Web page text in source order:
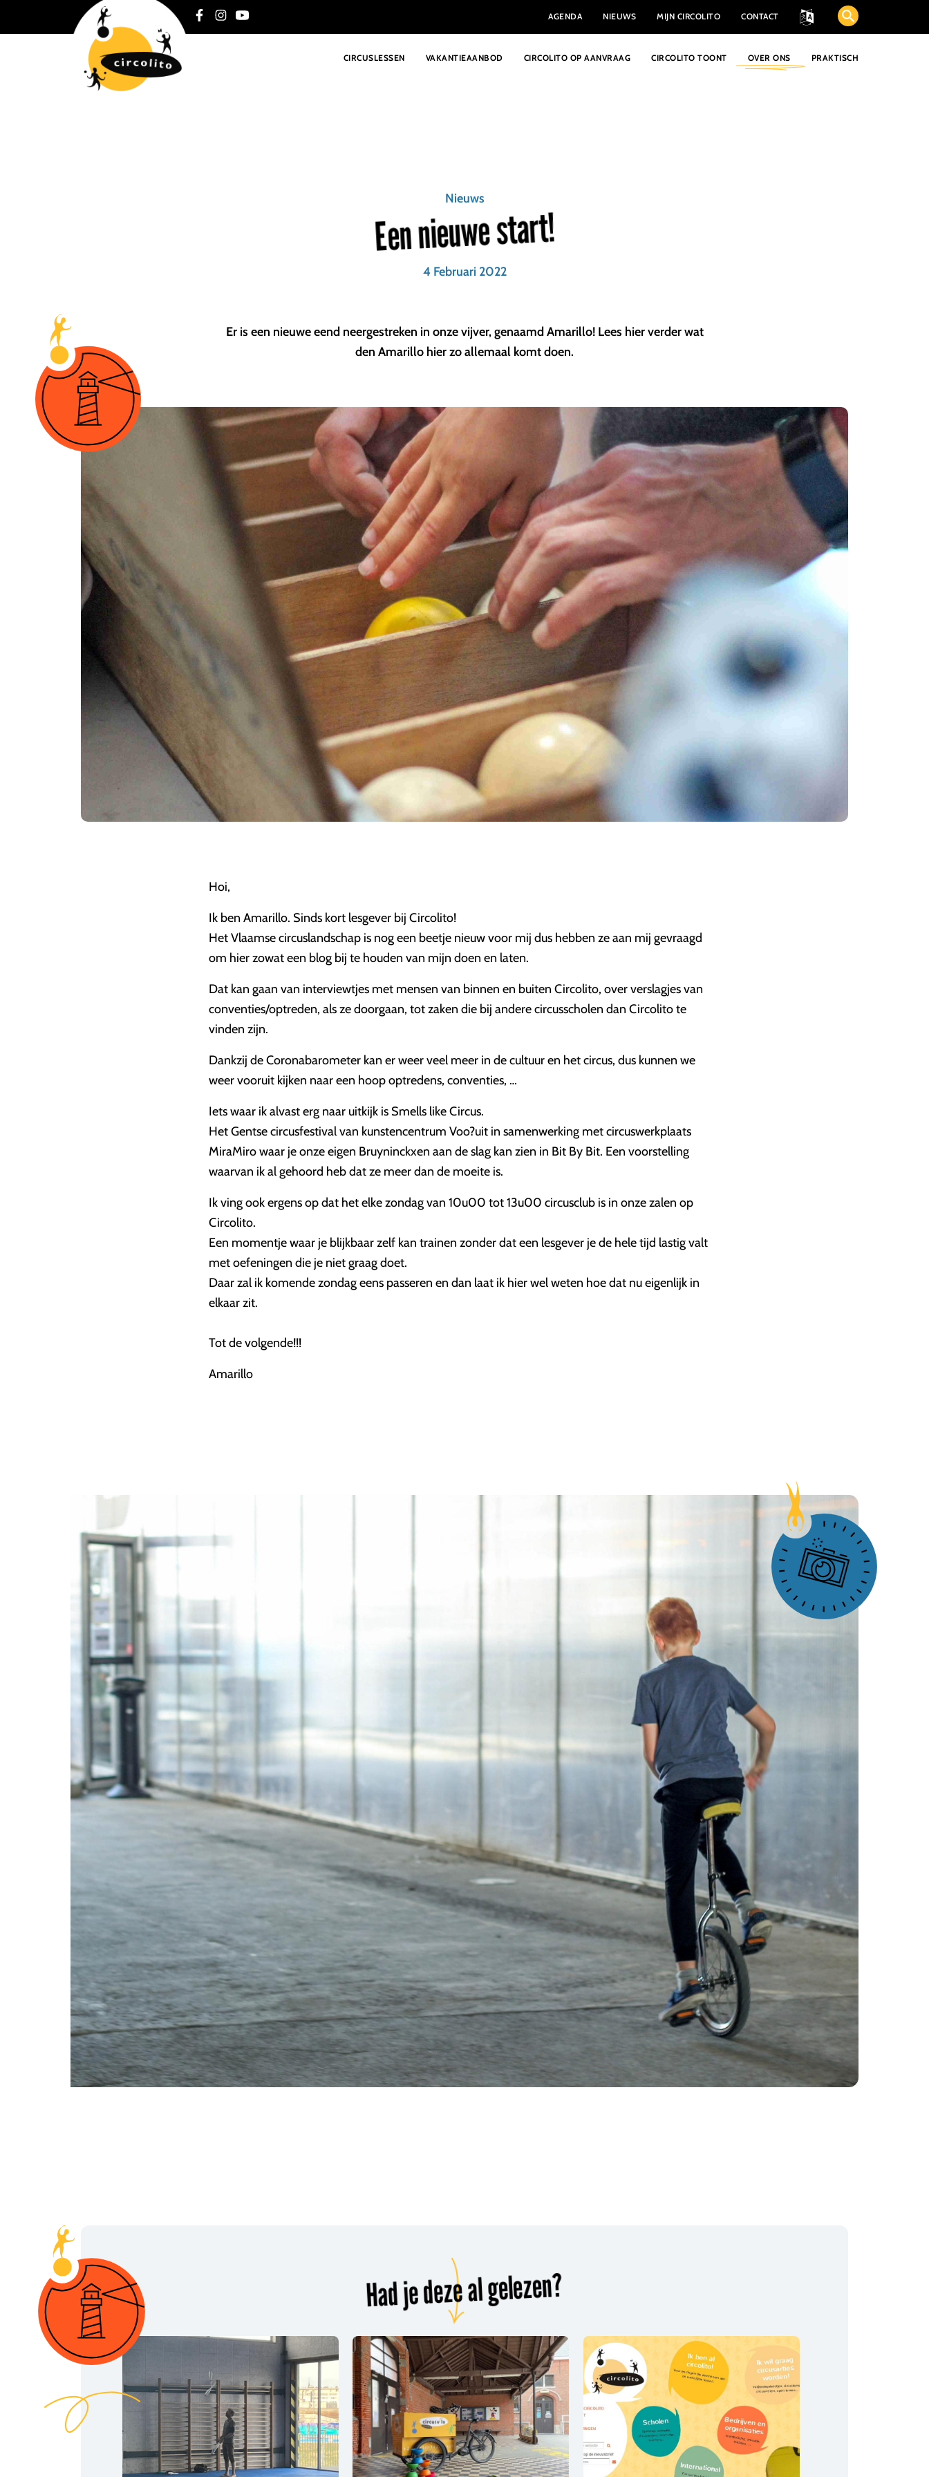
AGENDA NIEUWS MIJN CIRCOLITO CONTACT
CIRCUSLESSEN VAKANTIEAANBOD CIRCOLITO OP AANVRAAG CIRCOLITO TOONT OVER ONS PRAKTISCH
Nieuws
Een nieuwe start!
4 Februari 2022
Er is een nieuwe eend neergestreken in onze vijver, genaamd Amarillo! Lees hier verder wat
den Amarillo hier zo allemaal komt doen.
Hoi,
Ik ben Amarillo. Sinds kort lesgever bij Circolito!
Het Vlaamse circuslandschap is nog een beetje nieuw voor mij dus hebben ze aan mij gevraagd
om hier zowat een blog bij te houden van mijn doen en laten.
Dat kan gaan van interviewtjes met mensen van binnen en buiten Circolito, over verslagjes van
conventies/optreden, als ze doorgaan, tot zaken die bij andere circusscholen dan Circolito te
vinden zijn.
Dankzij de Coronabarometer kan er weer veel meer in de cultuur en het circus, dus kunnen we
weer vooruit kijken naar een hoop optredens, conventies, …
Iets waar ik alvast erg naar uitkijk is Smells like Circus.
Het Gentse circusfestival van kunstencentrum Voo?uit in samenwerking met circuswerkplaats
MiraMiro waar je onze eigen Bruyninckxen aan de slag kan zien in Bit By Bit. Een voorstelling
waarvan ik al gehoord heb dat ze meer dan de moeite is.
Ik ving ook ergens op dat het elke zondag van 10u00 tot 13u00 circusclub is in onze zalen op
Circolito.
Een momentje waar je blijkbaar zelf kan trainen zonder dat een lesgever je de hele tijd lastig valt
met oefeningen die je niet graag doet.
Daar zal ik komende zondag eens passeren en dan laat ik hier wel weten hoe dat nu eigenlijk in
elkaar zit.
Tot de volgende!!!
Amarillo
Had je deze al gelezen?